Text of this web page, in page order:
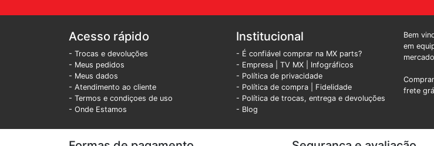
Acesso rápido
- Trocas e devoluções
- Meus pedidos
- Meus dados
- Atendimento ao cliente
- Termos e condiçoes de uso
- Onde Estamos
Institucional
- É confiável comprar na MX parts?
- Empresa
TV MX
Infográficos
- Política de privacidade
- Política de compra | Fidelidade
- Política de trocas, entrega e devoluções
- Blog
Bem
em
frete